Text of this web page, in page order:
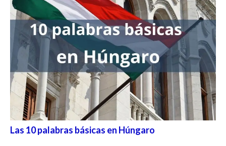
Las 10 palabras básicas en Húngaro